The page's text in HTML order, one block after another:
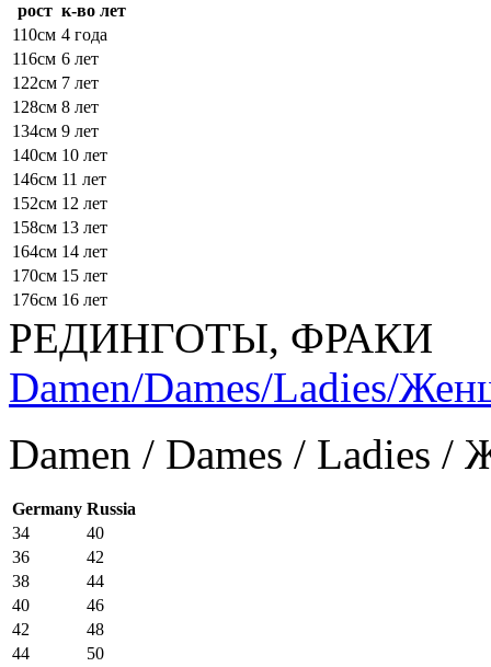
рост к-во лет
110см 4 года
116см 6 лет
122см 7 лет
128см 8 лет
134см 9 лет
140см 10 лет
146см 11 лет
152см 12 лет
158см 13 лет
164см 14 лет
170см 15 лет
176см 16 лет
РЕДИНГОТЫ, ФРАКИ
Damen/Dames/Ladies/
Damen / Dames / Ladies
Germany Russia
34
40
36
42
38
44
40
46
42
48
44
50